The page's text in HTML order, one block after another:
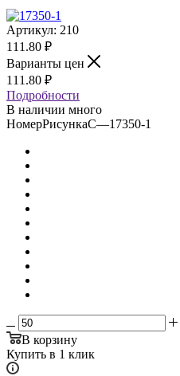
Артикул: 210
111.80 ₽
Варианты цен
111.80 ₽
Подробности
В наличии много
НомерРисункаС—17350-1
В корзину
Купить в 1 клик